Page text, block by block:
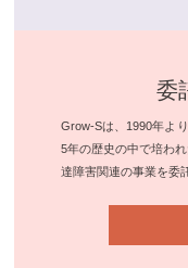
委
Grow-Sは、1990年よ
5年の歴史の中で培わ
達障害関連の事業を